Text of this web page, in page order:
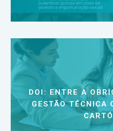
DOI: ENTRE A
GESTÃO TÉCNICA